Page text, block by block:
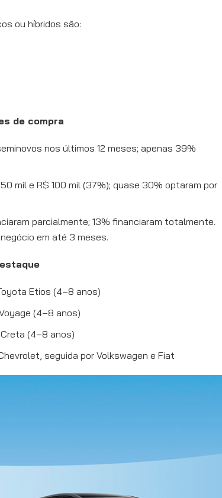
ou híbridos são:
de compra
nos últimos 12 meses; apenas 39%
mil e R$ 100 mil (37%); quase 30% optaram por
parcialmente; 13% financiaram totalmente.
em até 3 meses.
Etios (4–8 anos)
(4–8 anos)
(4–8 anos)
seguida por Volkswagen e Fiat